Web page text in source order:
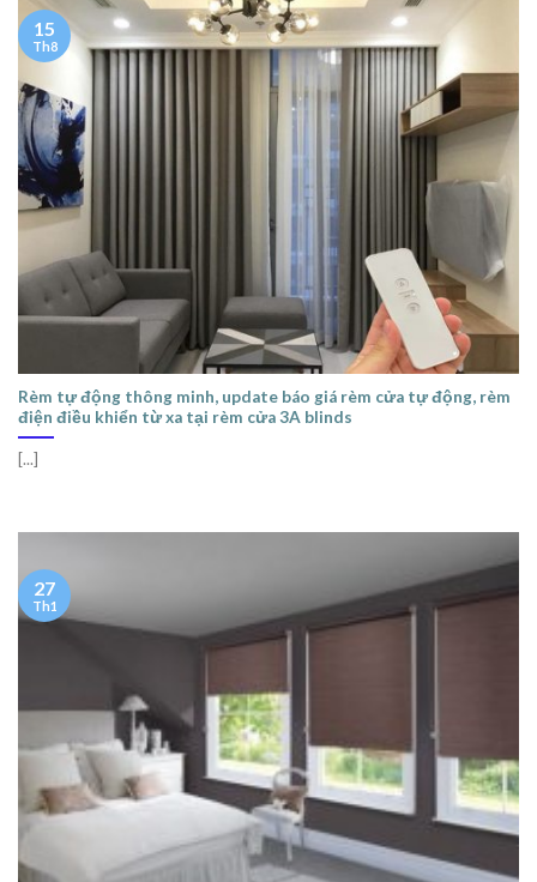
Rèm tự động thông minh, update báo giá rèm cửa tự động, rèm
điện điều khiển từ xa tại rèm cửa 3A blinds
[...]
15
Th8
27
Th1